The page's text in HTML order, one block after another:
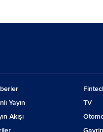
Yayın
Akışı
TV